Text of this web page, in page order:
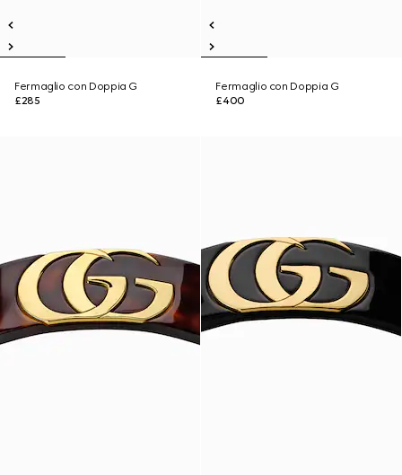
Fermaglio con Doppia G
£285
Fermaglio con Doppia G
£400